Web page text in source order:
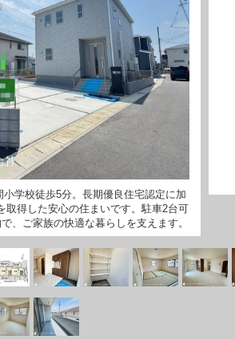
小学校徒歩5分。長期優良住宅認定に加
取得した安心の住まいです。駐車2台可
、ご家族の快適な暮らしを支えます。